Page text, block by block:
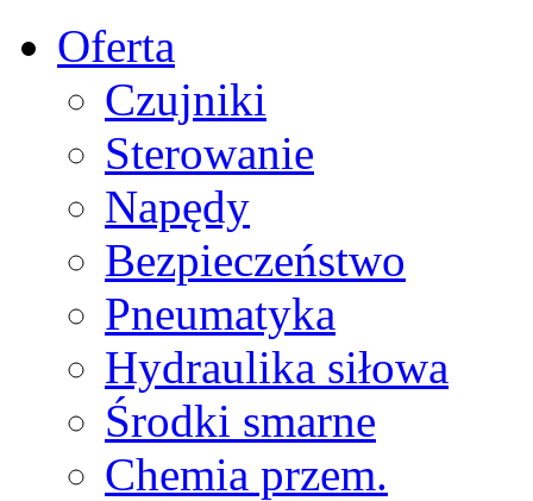
Oferta
Czujniki
Sterowanie
Napędy
Bezpieczeństwo
Pneumatyka
Hydraulika siłowa
Środki smarne
Chemia przem.